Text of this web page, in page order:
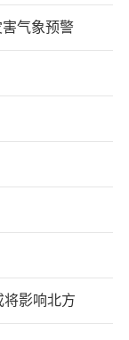
气象预警
将影响北方